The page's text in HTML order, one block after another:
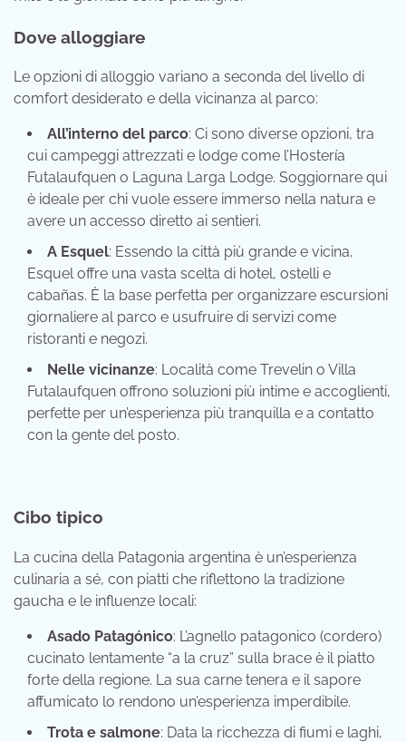
Dove alloggiare
Le opzioni di alloggio variano a seconda del livello di
comfort desiderato e della vicinanza al parco:
All’interno del parco: Ci sono diverse opzioni, tra
cui campeggi attrezzati e lodge come l’Hostería
Futalaufquen o Laguna Larga Lodge. Soggiornare qui
è ideale per chi vuole essere immerso nella natura e
avere un accesso diretto ai sentieri.
A Esquel: Essendo la città più grande e vicina,
Esquel offre una vasta scelta di hotel, ostelli e
cabañas. È la base perfetta per organizzare escursioni
giornaliere al parco e usufruire di servizi come
ristoranti e negozi.
Nelle vicinanze: Località come Trevelin o Villa
Futalaufquen offrono soluzioni più intime e accoglienti,
perfette per un’esperienza più tranquilla e a contatto
con la gente del posto.
Cibo tipico
La cucina della Patagonia argentina è un’esperienza
culinaria a sé, con piatti che riflettono la tradizione
gaucha e le influenze locali:
Asado Patagónico: L’agnello patagonico (cordero)
cucinato lentamente “a la cruz” sulla brace è il piatto
forte della regione. La sua carne tenera e il sapore
affumicato lo rendono un’esperienza imperdibile.
Trota e salmone: Data la ricchezza di fiumi e laghi,